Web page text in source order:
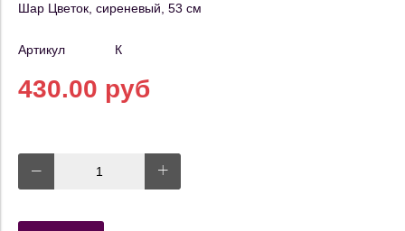
Шар Цветок, сиреневый, 53 см
Артикул К
430.00 руб